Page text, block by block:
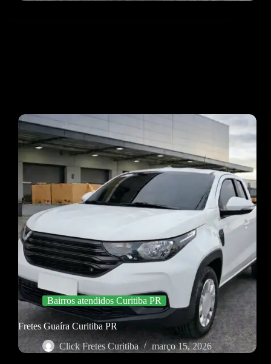
Bairros atendidos Curitiba PR
Fretes Guaíra Curitiba PR
Click Fretes Curitiba
março 15, 2026